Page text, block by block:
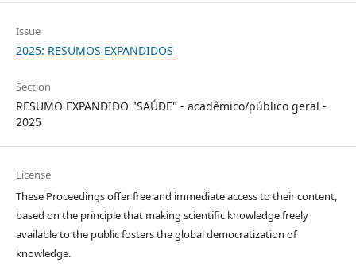
Issue
2025: RESUMOS EXPANDIDOS
Section
RESUMO EXPANDIDO "SAÚDE" - acadêmico/público geral -
2025
License
These Proceedings offer free and immediate access to their content,
based on the principle that making scientific knowledge freely
available to the public fosters the global democratization of
knowledge.